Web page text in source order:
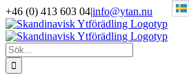
Fortsätt
till
innehållet
+46 (0) 413 603 04|info@ytan.nu
LinkedIn
YouTube
Instagram
Facebook
X
Sök
efter: